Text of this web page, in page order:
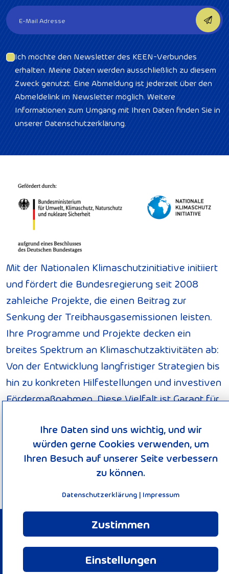
Ich möchte den Newsletter des KEEN-Verbundes
erhalten. Meine Daten werden ausschließlich zu diesem
Zweck genutzt. Eine Abmeldung ist jederzeit über den
Abmeldelink im Newsletter möglich. Weitere
Informationen zum Umgang mit Ihren Daten finden Sie in
unserer Datenschutzerklärung.
Mit der Nationalen Klimaschutzinitiative initiiert
und fördert die Bundesregierung seit 2008
zahleiche Projekte, die einen Beitrag zur
Senkung der Treibhausgasemissionen leisten.
Ihre Programme und Projekte decken ein
breites Spektrum an Klimaschutzaktivitäten ab:
Von der Entwicklung langfristiger Strategien bis
hin zu konkreten Hilfestellungen und investiven
Fördermaßnahmen. Diese Vielfalt ist Garant für
trägt zu einer Verankerung des Klimaschutzes
vor Ort bei. Von ihr profitieren Verbraucherinnen
und Verbraucher ebenso wie Unternehmen,
Kommunen oder Bildungseinrichtungen.
© 2026 KEEN-Verbund
Datenschutzerklärung
Ihre Daten sind uns wichtig, und wir
würden gerne Cookies verwenden, um
Ihren Besuch auf unserer Seite verbessern
zu können.
Datenschutzerklärung | Impressum
Zustimmen
Einstellungen